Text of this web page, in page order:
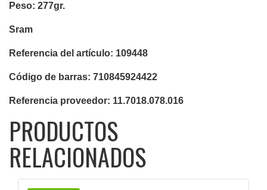
Peso: 277gr.
Sram
Referencia del artículo: 109448
Código de barras: 710845924422
Referencia proveedor: 11.7018.078.016
PRODUCTOS
RELACIONADOS